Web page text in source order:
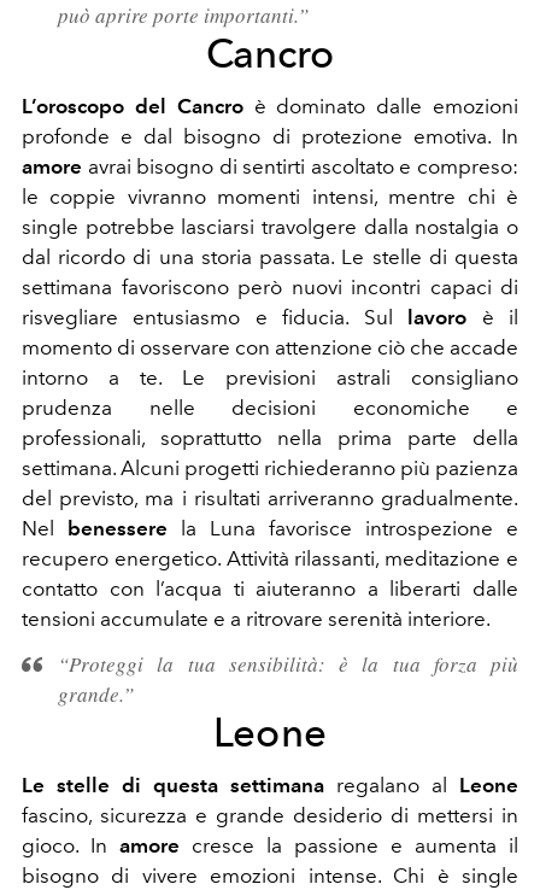
può aprire porte importanti.”
Cancro
L’oroscopo del Cancroè dominato dalle emozioni
profonde e dal bisogno di protezione emotiva. In
amore avrai bisogno di sentirti ascoltato e compreso:
le coppie vivranno momenti intensi, mentre chi è
single potrebbe lasciarsi travolgere dalla nostalgia o
dal ricordo di una storia passata. Le stelle di questa
settimana favoriscono però nuovi incontri capaci di
risvegliare entusiasmo e fiducia. Sul
lavoro è il
momento di osservare con attenzione ciò che accade
intorno a te. Le previsioni astrali consigliano
prudenza nelle decisioni economiche e
professionali, soprattutto nella prima parte della
settimana. Alcuni progetti richiederanno più pazienza
del previsto, ma i risultati arriveranno gradualmente.
Nel
benessere la Luna favorisce introspezione e
recupero energetico. Attività rilassanti, meditazione e
contatto con l’acqua ti aiuteranno a liberarti dalle
tensioni accumulate e a ritrovare serenità interiore.
“Proteggi la tua sensibilità: è la tua forza più
grande.”
Leone
Le stelle di questa settimana regalano al Leone
fascino, sicurezza e grande desiderio di mettersi in
gioco. In amore cresce la passione e aumenta il
bisogno di vivere emozioni intense. Chi è single